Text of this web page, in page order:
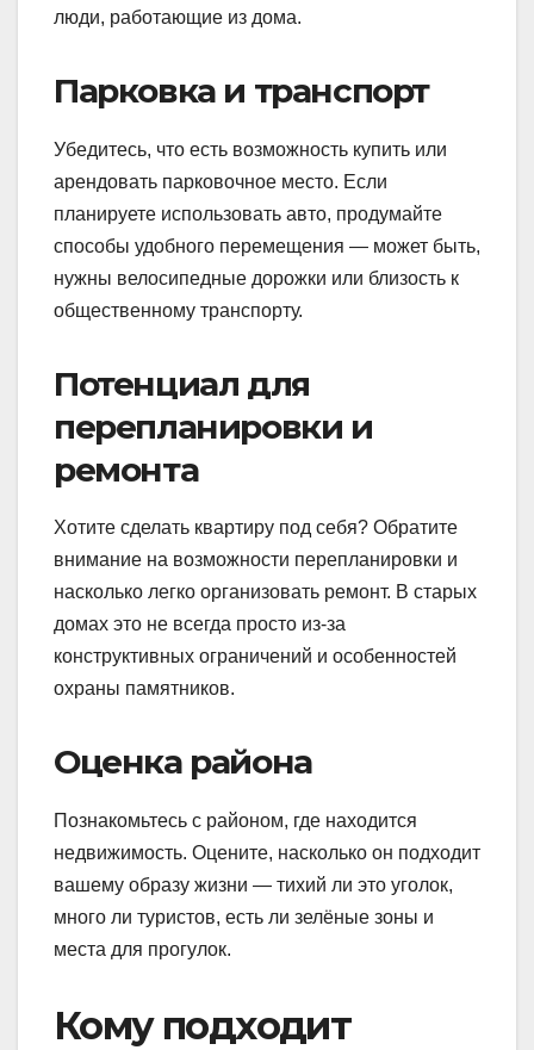
люди, работающие из дома.
Парковка и транспорт
Убедитесь, что есть возможность купить или
арендовать парковочное место. Если
планируете использовать авто, продумайте
способы удобного перемещения — может быть,
нужны велосипедные дорожки или близость к
общественному транспорту.
Потенциал для
перепланировки и
ремонта
Хотите сделать квартиру под себя? Обратите
внимание на возможности перепланировки и
насколько легко организовать ремонт. В старых
домах это не всегда просто из-за
конструктивных ограничений и особенностей
охраны памятников.
Оценка района
Познакомьтесь с районом, где находится
недвижимость. Оцените, насколько он подходит
вашему образу жизни — тихий ли это уголок,
много ли туристов, есть ли зелёные зоны и
места для прогулок.
Кому подходит